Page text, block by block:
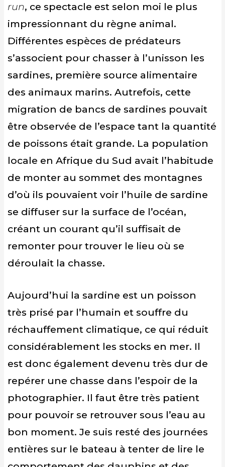
run, ce spectacle est selon moi le plus
impressionnant du règne animal.
Différentes espèces de prédateurs
s’associent pour chasser à l’unisson les
sardines, première source alimentaire
des animaux marins. Autrefois, cette
migration de bancs de sardines pouvait
être observée de l’espace tant la quantité
de poissons était grande. La population
locale en Afrique du Sud avait l’habitude
de monter au sommet des montagnes
d’où ils pouvaient voir l’huile de sardine
se diffuser sur la surface de l’océan,
créant un courant qu’il suffisait de
remonter pour trouver le lieu où se
déroulait la chasse.
Aujourd’hui la sardine est un poisson
très prisé par l’humain et souffre du
réchauffement climatique, ce qui réduit
considérablement les stocks en mer. Il
est donc également devenu très dur de
repérer une chasse dans l’espoir de la
photographier. Il faut être très patient
pour pouvoir se retrouver sous l’eau au
bon moment. Je suis resté des journées
entières sur le bateau à tenter de lire le